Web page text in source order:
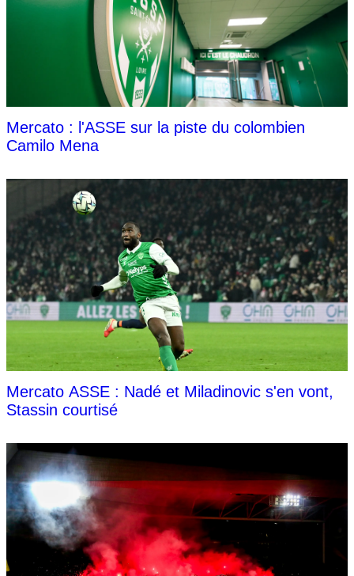
Mercato : l'ASSE sur la piste du colombien
Camilo Mena
Mercato ASSE : Nadé et Miladinovic s'en vont,
Stassin courtisé